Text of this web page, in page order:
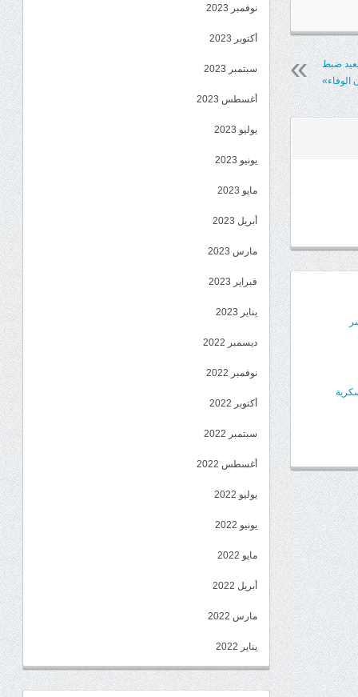
ضبط
الوفاء»
نوفمبر 2023
أكتوبر 2023
سبتمبر 2023
أغسطس 2023
يوليو 2023
يونيو 2023
مايو 2023
أبريل 2023
مارس 2023
فبراير 2023
يناير 2023
ديسمبر 2022
نوفمبر 2022
أكتوبر 2022
سبتمبر 2022
أغسطس 2022
يوليو 2022
يونيو 2022
مايو 2022
أبريل 2022
مارس 2022
يناير 2022